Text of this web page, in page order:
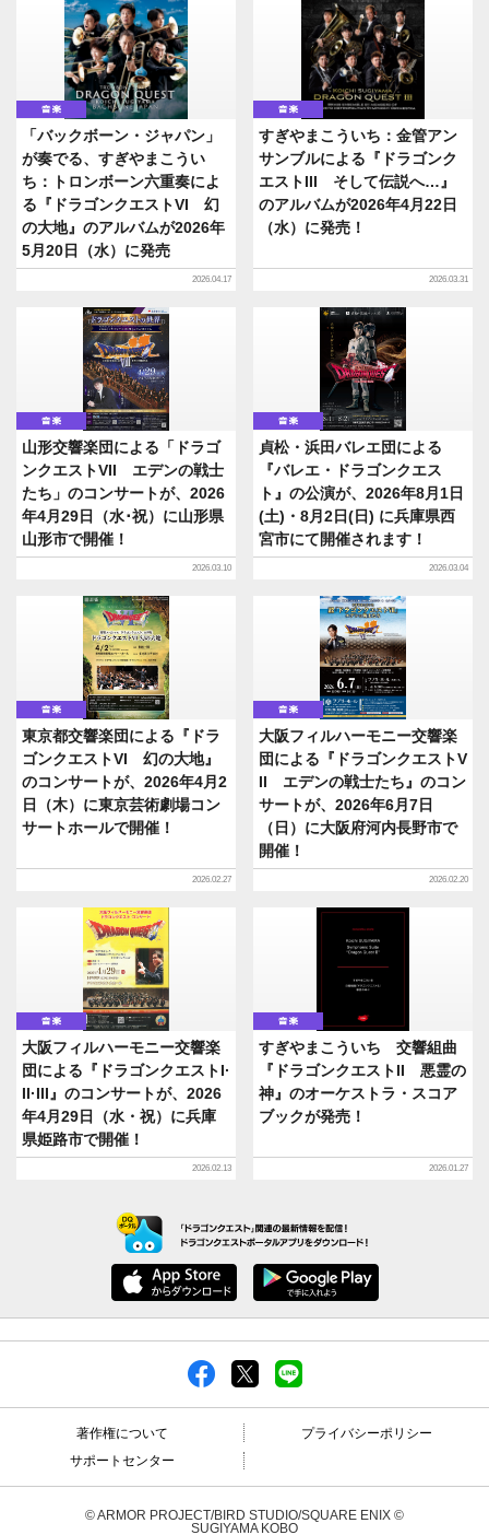
音楽
「バックボーン・ジャパン」
が奏でる、すぎやまこうい
ち：トロンボーン六重奏によ
る『ドラゴンクエストVI 幻
の大地』のアルバムが2026年
5月20日（水）に発売
2026.04.17
音楽
すぎやまこういち：金管アン
サンブルによる『ドラゴンク
エストIII そして伝説へ…』
のアルバムが2026年4月22日
（水）に発売！
2026.03.31
音楽
山形交響楽団による「ドラゴ
ンクエストVII エデンの戦士
たち」のコンサートが、2026
年4月29日（水･祝）に山形県
山形市で開催！
2026.03.10
音楽
貞松・浜田バレエ団による
『バレエ・ドラゴンクエス
ト』の公演が、2026年8月1日
(土)・8月2日(日) に兵庫県西
宮市にて開催されます！
2026.03.04
音楽
東京都交響楽団による『ドラ
ゴンクエストVI 幻の大地』
のコンサートが、2026年4月2
日（木）に東京芸術劇場コン
サートホールで開催！
2026.02.27
音楽
大阪フィルハーモニー交響楽
団による『ドラゴンクエストV
II エデンの戦士たち』のコン
サートが、2026年6月7日
（日）に大阪府河内長野市で
開催！
2026.02.20
音楽
大阪フィルハーモニー交響楽
団による『ドラゴンクエストI·
II·III』のコンサートが、2026
年4月29日（水・祝）に兵庫
県姫路市で開催！
2026.02.13
音楽
すぎやまこういち 交響組曲
『ドラゴンクエストII 悪霊の
神』のオーケストラ・スコア
ブックが発売！
2026.01.27
著作権について
プライバシーポリシー
サポートセンター
© ARMOR PROJECT/BIRD STUDIO/SQUARE ENIX ©
SUGIYAMA KOBO